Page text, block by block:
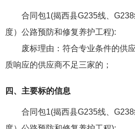
合同包1(揭西县G235线、
度）公路预防和修复养护工程):
废标理由： 符合专业条件的供
质响应的供应商不足三家的；
四、主要标的信息
合同包1(揭西县G235线、